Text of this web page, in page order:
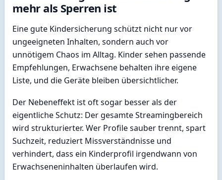
mehr als Sperren ist
Eine gute Kindersicherung schützt nicht nur vor
ungeeigneten Inhalten, sondern auch vor
unnötigem Chaos im Alltag. Kinder sehen passende
Empfehlungen, Erwachsene behalten ihre eigene
Liste, und die Geräte bleiben übersichtlicher.
Der Nebeneffekt ist oft sogar besser als der
eigentliche Schutz: Der gesamte Streamingbereich
wird strukturierter. Wer Profile sauber trennt, spart
Suchzeit, reduziert Missverständnisse und
verhindert, dass ein Kinderprofil irgendwann von
Erwachseneninhalten überlaufen wird.